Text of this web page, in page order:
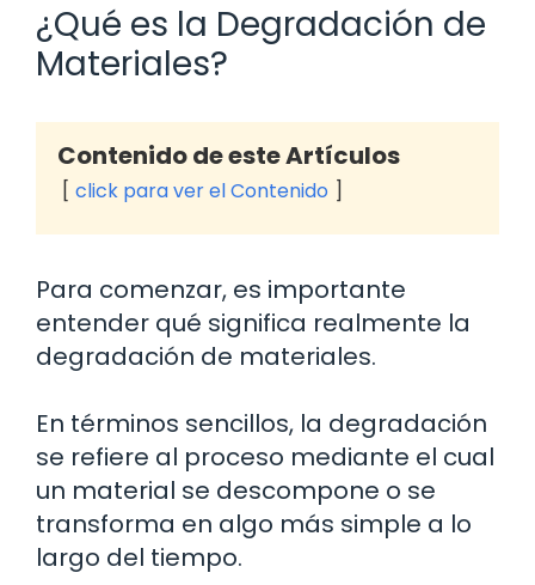
¿Qué es la Degradación de
Materiales?
Contenido de este Artículos
click para ver el Contenido
Para comenzar, es importante
entender qué significa realmente la
degradación de materiales.
En términos sencillos, la degradación
se refiere al proceso mediante el cual
un material se descompone o se
transforma en algo más simple a lo
largo del tiempo.